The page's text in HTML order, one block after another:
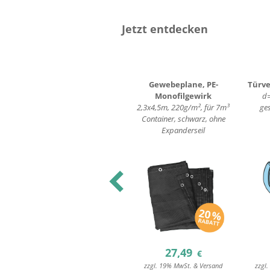
Jetzt entdecken
Previous
Gewebeplane, PE-
Monofilgewirk
2,3x4,5m, 220g/m², für 7m³
Container, schwarz, ohne
Expanderseil
27,49 €
zzgl. 19% MwSt. & Versand zzgl.